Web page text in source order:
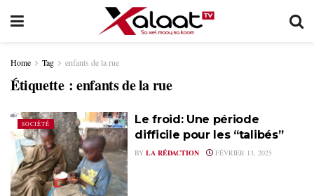
Home Tag enfants de la rue
Étiquette :enfants de la rue
SOCIÉTÉ
Le froid: Une période
difficile pour les “talibés”
BY LA RÉDACTION FÉVRIER 13, 2025